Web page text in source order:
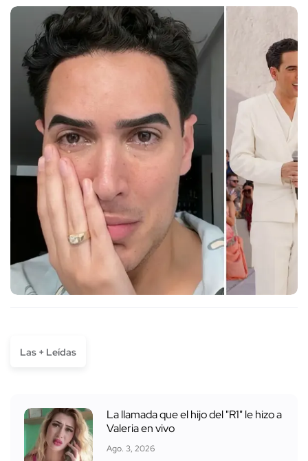
Las + Leídas
La llamada que el hijo del "R1" le hizo a
Valeria en vivo
Ago. 3, 2026